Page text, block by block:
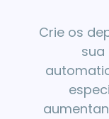
Crie os
sua